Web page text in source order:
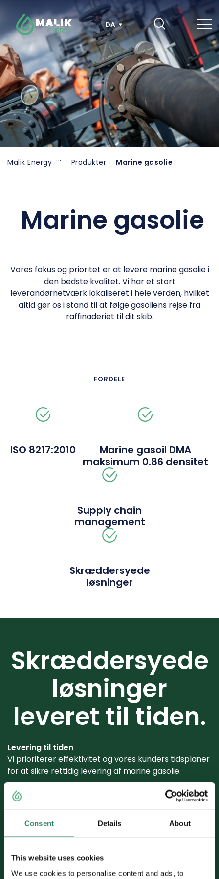
Consent Details About
This website uses cookies
We use cookies to personalise content and ads, to
hovedindhold DA
Malik Energy Produkter Marine gasolie
Marine gasolie
Vores fokus og prioritet er at levere marine gasolie i
den bedste kvalitet. Vi har et stort
leverandørnetværk lokaliseret i hele verden, hvilket
altid gør os i stand til at følge gasoliens rejse fra
raffinaderiet til dit skib.
FORDELE
ISO 8217:2010
Marine gasoil DMA
maksimum 0.86 densitet
Supply chain
management
Skræddersyede
løsninger
Skræddersyede
løsninger
leveret til tiden.
Levering til tiden
Vi prioriterer effektivitet og vores kunders tidsplaner
for at sikre rettidig levering af marine gasolie.
Stærkt kundefokus
Vores professionelle personale stræber efter at
imødekomme og overgå vores kunders behov og
forventninger, når de leverer marine gasolie.